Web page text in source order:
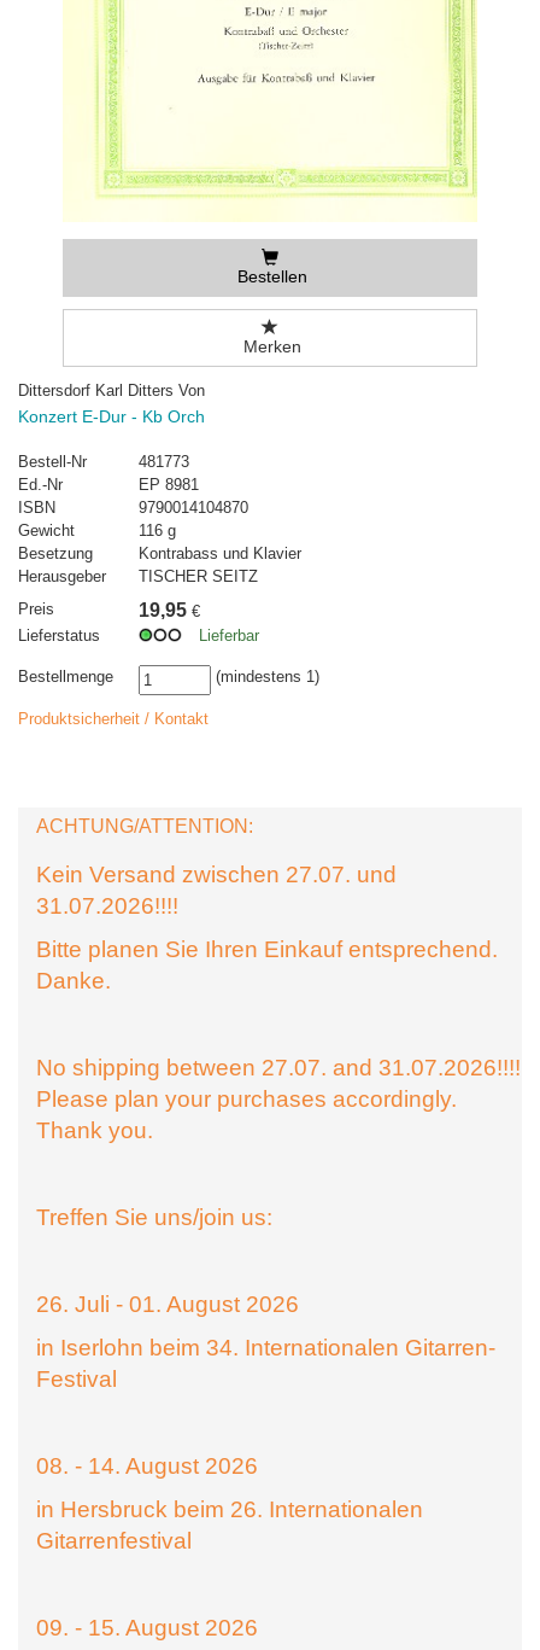
Bestellen
Merken
Dittersdorf Karl Ditters Von
Konzert E-Dur - Kb Orch
Bestell-Nr
481773
Ed.-Nr
EP 8981
ISBN
9790014104870
Gewicht
116 g
Besetzung
Kontrabass und Klavier
Herausgeber
TISCHER SEITZ
Preis
19,95 €
Lieferstatus
Lieferbar
Bestellmenge (mindestens 1)
Produktsicherheit / Kontakt
ACHTUNG/ATTENTION:
Kein Versand zwischen 27.07. und
31.07.2026!!!!
Bitte planen Sie Ihren Einkauf entsprechend.
Danke.
No shipping between 27.07. and 31.07.2026!!!!
Please plan your purchases accordingly.
Thank you.
Treffen Sie uns/join us:
26. Juli - 01. August 2026
in Iserlohn beim 34. Internationalen Gitarren-
Festival
08. - 14. August 2026
in Hersbruck beim 26. Internationalen
Gitarrenfestival
09. - 15. August 2026